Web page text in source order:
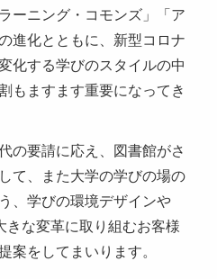
ーニング・コモンズ」「ア
進化とともに、新型コロナ
化する学びのスタイルの中
もますます重要になってき
の要請に応え、図書館がさ
て、また大学の学びの場の
、学びの環境デザインや
きな変革に取り組むお客様
案をしてまいります。